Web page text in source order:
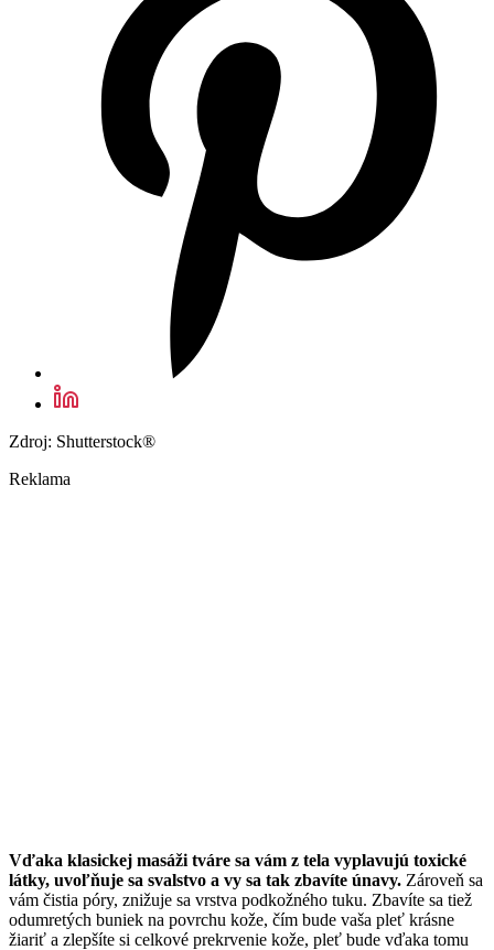
Zdroj: Shutterstock®
Reklama
Vďaka klasickej masáži tváre sa vám z tela vyplavujú toxické
látky, uvoľňuje sa svalstvo a vy sa tak zbavíte únavy. Zároveň sa
vám čistia póry, znižuje sa vrstva podkožného tuku. Zbavíte sa tiež
odumretých buniek na povrchu kože, čím bude vaša pleť krásne
žiariť a zlepšíte si celkové prekrvenie kože, pleť bude vďaka tomu